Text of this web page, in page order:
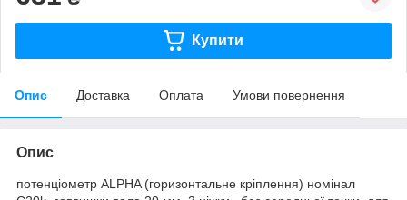
Купити
Опис Доставка Оплата Умови повернення
Опис
потенціометр ALPHA (горизонтальне кріплення) номінал